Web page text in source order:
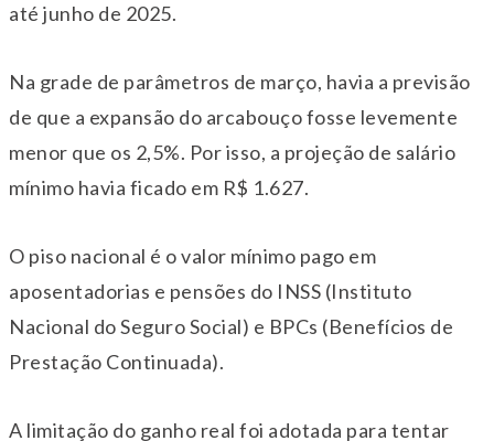
até junho de 2025.
Na grade de parâmetros de março, havia a previsão
de que a expansão do arcabouço fosse levemente
menor que os 2,5%. Por isso, a projeção de salário
mínimo havia ficado em R$ 1.627.
O piso nacional é o valor mínimo pago em
aposentadorias e pensões do INSS (Instituto
Nacional do Seguro Social) e BPCs (Benefícios de
Prestação Continuada).
A limitação do ganho real foi adotada para tentar